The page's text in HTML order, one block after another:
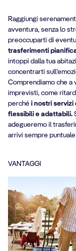
Raggiungi
avventura, senza lo
preoccuparti di
trasferimenti
intoppi dalla tua
concentrarti
Comprendiamo che a
imprevisti, come
perché i nostri
flessibili e adattabili.
adegueremo il
arrivi sempre
VANTAGGI